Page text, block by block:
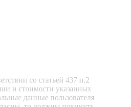
со статьей 437 п.2
и стоимости указанных
данные пользователя